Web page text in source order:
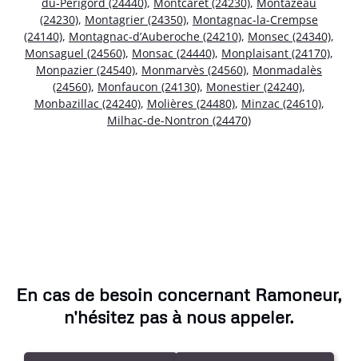
(24230), Montagrier (24350), Montagnac-la-Crempse
(24140), Montagnac-d’Auberoche (24210), Monsec (24340),
Monsaguel (24560), Monsac (24440), Monplaisant (24170),
Monpazier (24540), Monmarvès (24560), Monmadalès
(24560), Monfaucon (24130), Monestier (24240),
Monbazillac (24240), Molières (24480), Minzac (24610),
Milhac-de-Nontron (24470)
En cas de besoin concernant Ramoneur,
n'hésitez pas à nous appeler.